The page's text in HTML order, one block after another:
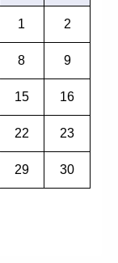
1 2
8 9
15 16
22 23
29 30